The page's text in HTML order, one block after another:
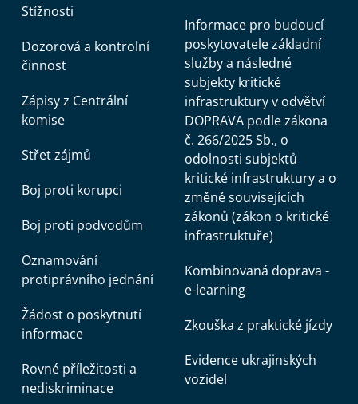
Stížnosti
Dozorová a kontrolní
činnost
Zápisy z Centrální
komise
Střet zájmů
Boj proti korupci
Boj proti podvodům
Oznamování
protiprávního jednání
Žádost o poskytnutí
informace
Rovné příležitosti a
nediskriminace
Informace pro budoucí
poskytovatele základní
služby a následné
subjekty kritické
infrastruktury v odvětví
DOPRAVA podle zákona
č. 266/2025 Sb., o
odolnosti subjektů
kritické infrastruktury a o
změně souvisejících
zákonů (zákon o kritické
infrastruktuře)
Kombinovaná doprava -
e-learning
Zkouška z praktické jízdy
Evidence ukrajinských
vozidel